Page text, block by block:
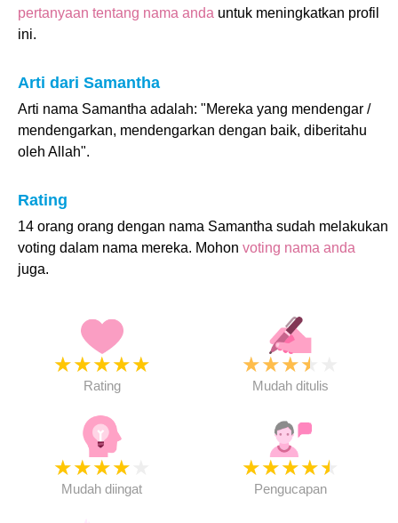
pertanyaan tentang nama anda untuk meningkatkan profil
ini.
Arti dari Samantha
Arti nama Samantha adalah: "Mereka yang mendengar /
mendengarkan, mendengarkan dengan baik, diberitahu
oleh Allah".
Rating
14 orang orang dengan nama Samantha sudah melakukan
voting dalam nama mereka. Mohon voting nama anda
juga.
★★★★★
Rating
★★★★
Mudah ditulis
★★★★
Mudah diingat
★★★★★
Pengucapan